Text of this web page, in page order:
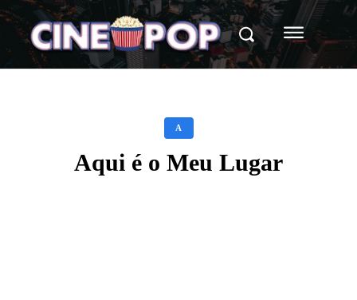
A
Aqui é o Meu Lugar